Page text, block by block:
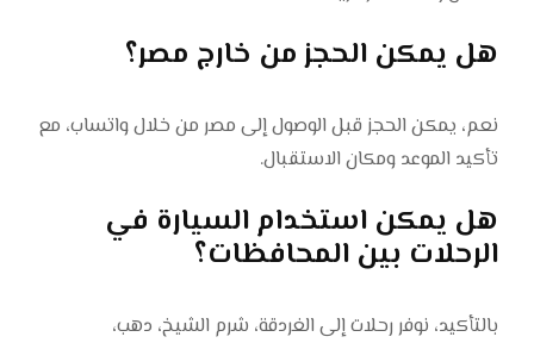
هل يمكن الحجز من خارج مصر؟
نعم، يمكن الحجز قبل الوصول إلى مصر من خلال واتساب، مع
تأكيد الموعد ومكان الاستقبال.
هل يمكن استخدام السيارة في
الرحلات بين المحافظات؟
بالتأكيد، نوفر رحلات إلى الغردقة، شرم الشيخ، دهب،